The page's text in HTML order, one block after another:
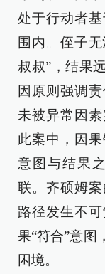
处于行动者
围内。侄子
叔叔”，结果
因原则强调
未被异常因
此案中，因
意图与结果
联。齐硕姆
路径发生不
果“符合”意图
困境。